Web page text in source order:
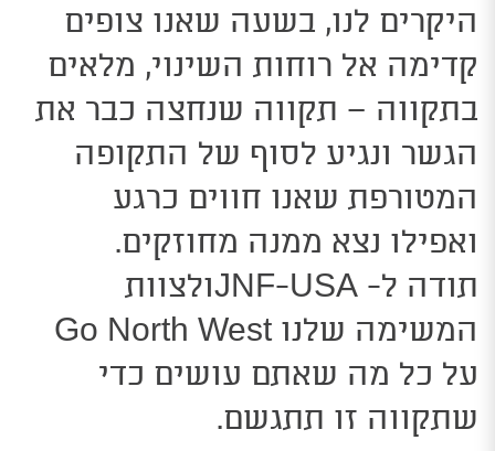
היקרים לנו, בשעה שאנו צופים
קדימה אל רוחות השינוי, מלאים
בתקווה – תקווה שנחצה כבר את
הגשר ונגיע לסוף של התקופה
המטורפת שאנו חווים כרגע
ואפילו נצא ממנה מחוזקים.
תודה ל- JNF-USAולצוות
המשימה שלנו Go North West
על כל מה שאתם עושים כדי
שתקווה זו תתגשם.